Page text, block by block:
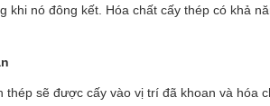
khi nó đông kết. Hóa chất cấy thép có khả
thép sẽ được cấy vào vị trí đã khoan và hóa